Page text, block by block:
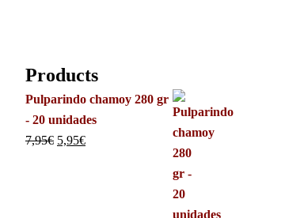
Products
Pulparindo chamoy 280 gr
- 20 unidades
7,95€ 5,95€